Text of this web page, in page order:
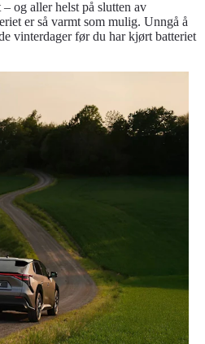
og aller helst på slutten av
er så varmt som mulig. Unngå å
vinterdager før du har kjørt batteriet